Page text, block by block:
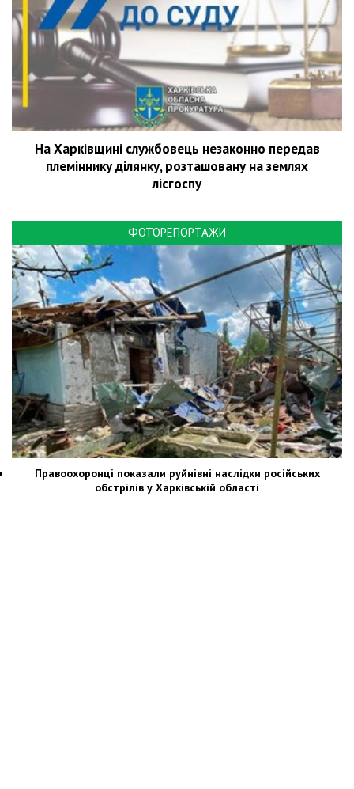
На Харківщині службовець незаконно передав
племіннику ділянку, розташовану на землях
лісгоспу
ФОТОРЕПОРТАЖИ
Правоохоронці показали руйнівні наслідки російських
обстрілів у Харківській області